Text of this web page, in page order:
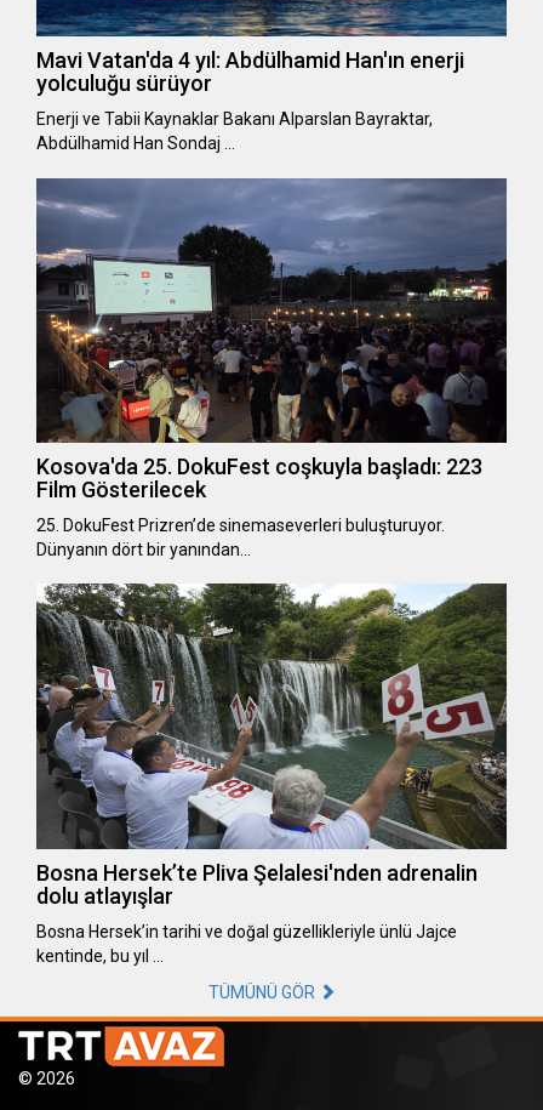
Mavi Vatan'da 4 yıl: Abdülhamid Han'ın enerji
yolculuğu sürüyor
Enerji ve Tabii Kaynaklar Bakanı Alparslan Bayraktar,
Abdülhamid Han Sondaj …
Kosova'da 25. DokuFest coşkuyla başladı: 223
Film Gösterilecek
25. DokuFest Prizren’de sinemaseverleri buluşturuyor.
Dünyanın dört bir yanından…
Bosna Hersek’te Pliva Şelalesi'nden adrenalin
dolu atlayışlar
Bosna Hersek’in tarihi ve doğal güzellikleriyle ünlü Jajce
kentinde, bu yıl …
TÜMÜNÜ GÖR
© 2026